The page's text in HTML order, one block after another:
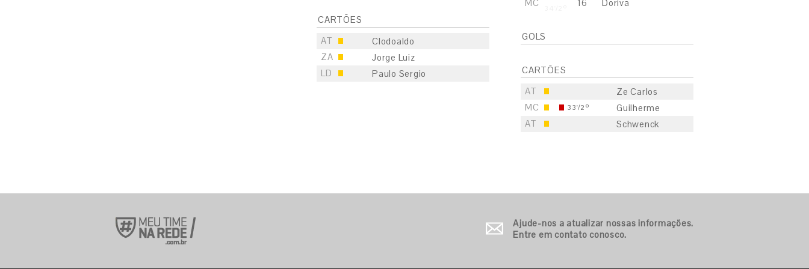
MC 16 Doriva
GOLS
CARTÕES
AT
Ze Carlos
MC
33'/2º
Guilherme
AT
Schwenck
E
CARTÕES
AT
Clodoaldo
ZA
Jorge Luiz
LD
Paulo Sergio
Ajude-nos a atualizar nossas informações.
Entre em contato conosco.